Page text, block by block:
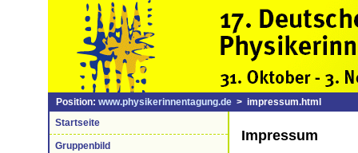
Position: www.physikerinnentagung.de > impressum.html
Startseite
Gruppenbild
Impressum